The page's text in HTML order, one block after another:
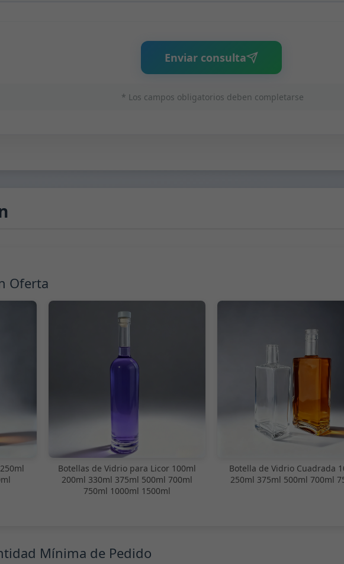
Enviar consulta
* Los campos obligatorios deben completarse
Oferta
Botellas de Vidrio para Licor 100ml
200ml 330ml 375ml 500ml 700ml
750ml 1000ml 1500ml
Botella de Vidrio Cuadrada
250ml 375ml 500ml 700ml
Mínima de Pedido